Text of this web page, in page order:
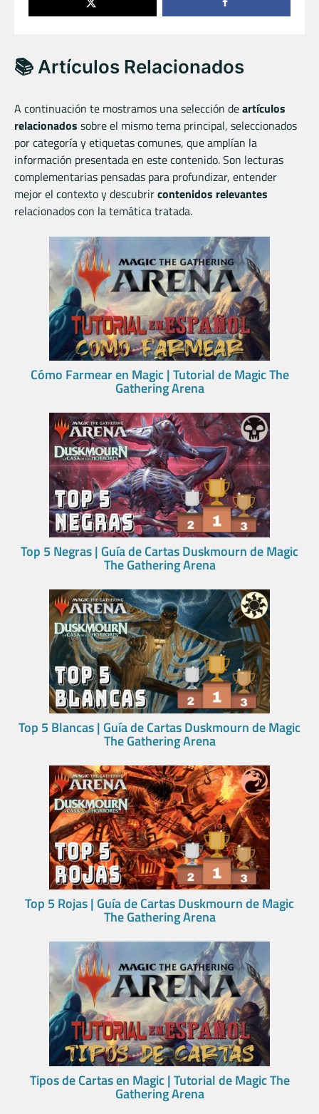
📚 Artículos Relacionados
A continuación te mostramos una selección deartículos
relacionados sobre el mismo tema principal, seleccionados
por categoría y etiquetas comunes, que amplían la
información presentada en este contenido. Son lecturas
complementarias pensadas para profundizar, entender
mejor el contexto y descubrircontenidos relevantes
relacionados con la temática tratada.
Cómo Farmear en Magic | Tutorial de Magic The
Gathering Arena
Top 5 Negras | Guía de Cartas Duskmourn de Magic
The Gathering Arena
Top 5 Blancas | Guía de Cartas Duskmourn de Magic
The Gathering Arena
Top 5 Rojas | Guía de Cartas Duskmourn de Magic
The Gathering Arena
Tipos de Cartas en Magic | Tutorial de Magic The
Gathering Arena